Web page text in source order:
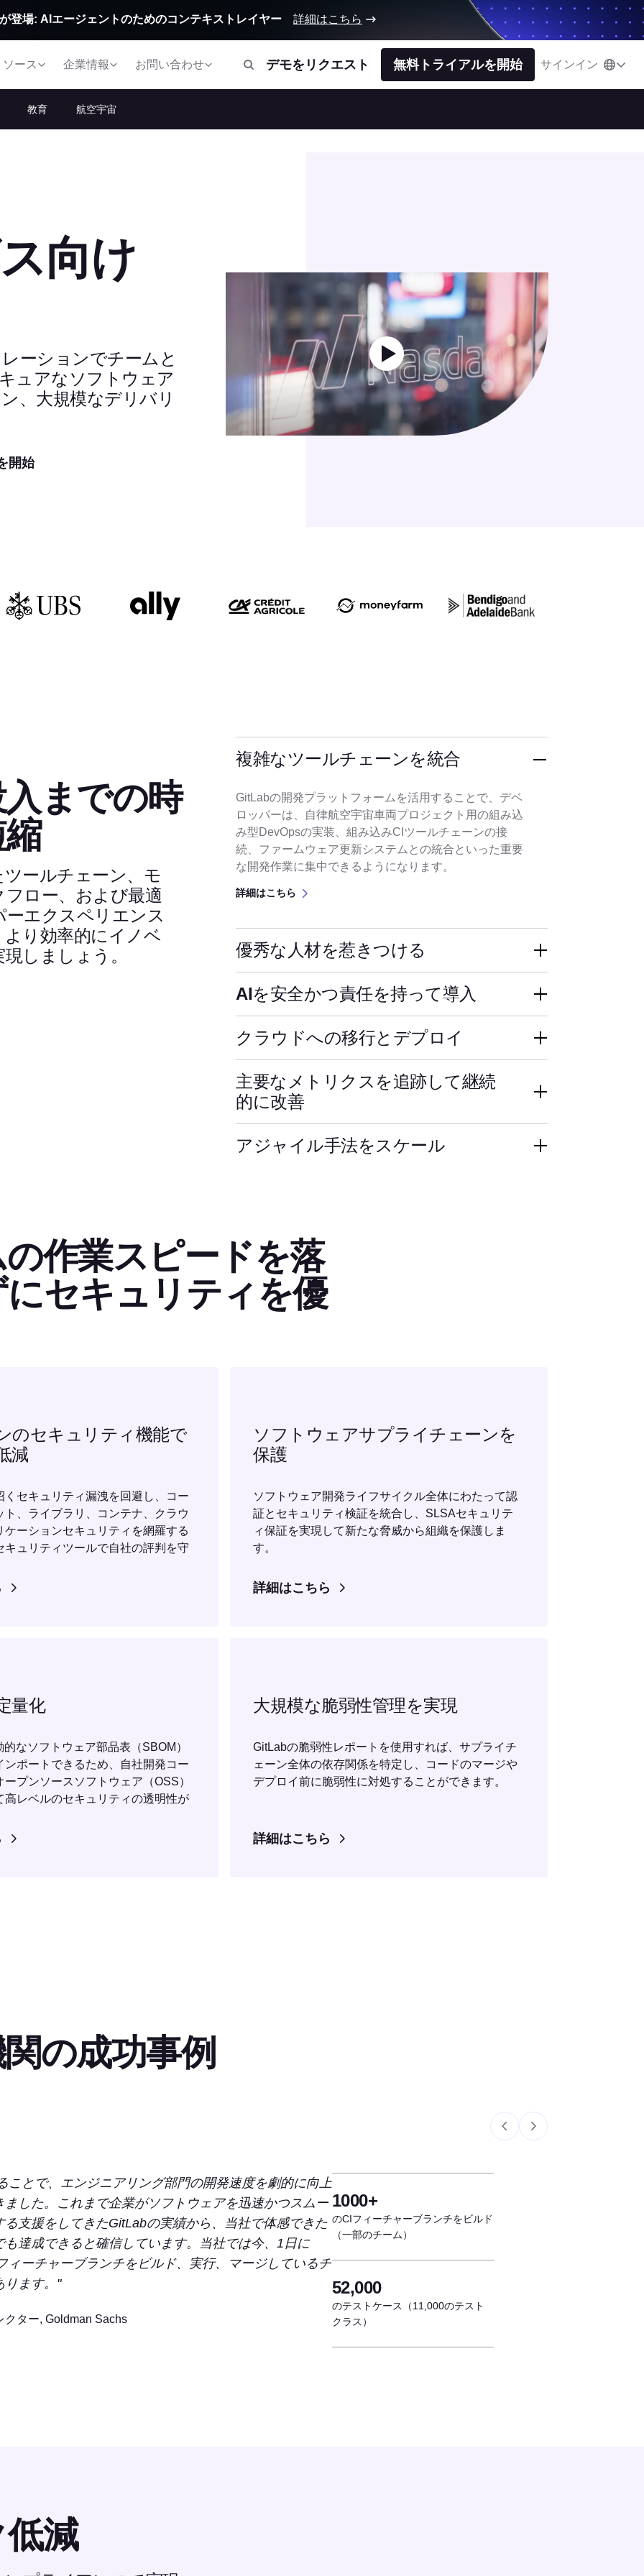
ース 企業情報 お問い合わせ デモをリクエスト 無料トライアルを開始 サインイン
登場: AIエージェントのためのコンテキストレイヤー 詳細はこちら
教育 航空宇宙
向け
ーションでチームと
ュアなソフトウェア
、大規模なデリバリ
開始
動画プレーヤーを開く
までの時
ールチェーン、モ
ロー、および最適
エクスペリエンス
り効率的にイノベ
しましょう。
複雑なツールチェーンを統合
GitLabの開発プラットフォームを活用することで、デベ
ロッパーは、自律航空宇宙車両プロジェクト用の組み込
み型DevOpsの実装、組み込みCIツールチェーンの接
続、ファームウェア更新システムとの統合といった重要
な開発作業に集中できるようになります。
詳細はこちら
優秀な人材を惹きつける
AIを安全かつ責任を持って導入
クラウドへの移行とデプロイ
主要なメトリクスを追跡して継続
的に改善
アジャイル手法をスケール
作業スピードを落
セキュリティを優
のセキュリティ機能で
減
くセキュリティ漏洩を回避し、コー
ト、ライブラリ、コンテナ、クラウ
ケーションセキュリティを網羅する
キュリティツールで自社の評判を守
ソフトウェアサプライチェーンを
保護
ソフトウェア開発ライフサイクル全体にわたって認
証とセキュリティ検証を統合し、SLSAセキュリテ
ィ保証を実現して新たな脅威から組織を保護しま
す。
詳細はこちら
量化
なソフトウェア部品表（SBOM）
ンポートできるため、自社開発コー
プンソースソフトウェア（OSS）
高レベルのセキュリティの透明性が
大規模な脆弱性管理を実現
GitLabの脆弱性レポートを使用すれば、サプライチ
ェーン全体の依存関係を特定し、コードのマージや
デプロイ前に脆弱性に対処することができます。
詳細はこちら
の成功事例
ことで、エンジニアリング部門の開発速度を劇的に向上
した。これまで企業がソフトウェアを迅速かつスムー
支援をしてきたGitLabの実績から、当社で体感できた
達成できると確信しています。当社では今、1日に
ィーチャーブランチをビルド、実行、マージしているチ
ます。
クター, Goldman Sachs
1000+
のCIフィーチャーブランチをビルド
（一部のチーム）
52,000
のテストケース（11,000のテスト
クラス）
減